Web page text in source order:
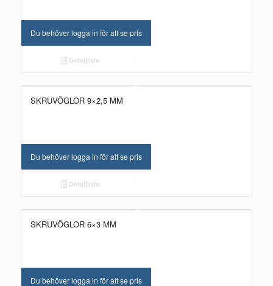
Du behöver logga in för att se pris
Detaljinfo
SKRUVÖGLOR 9×2,5 MM
Du behöver logga in för att se pris
Detaljinfo
SKRUVÖGLOR 6×3 MM
Du behöver logga in för att se pris